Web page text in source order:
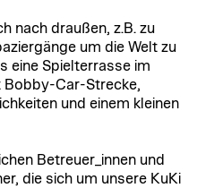
nach draußen, z.B. zu
um die Welt zu
eine Spielterrasse im
Bobby-Car-Strecke,
und einem kleinen
Betreuer_innen und
die sich um unsere KuKi